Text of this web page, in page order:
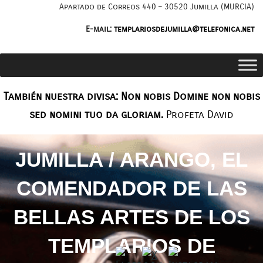
Apartado de Correos 440 – 30520 Jumilla (MURCIA)
E-mail: templariosdejumilla@telefonica.net
También nuestra divisa: Non nobis Domine non nobis
sed nomini tuo da gloriam. Profeta David
JUMILLA / ARANGO, EL
COMENDADOR DE LAS
BELLAS ARTES DE LOS
TEMPLARIOS DE